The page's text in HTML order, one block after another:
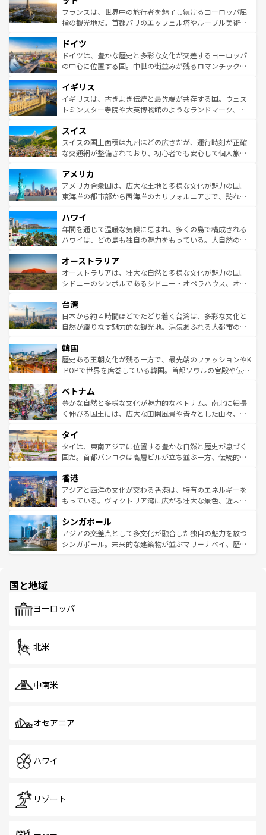
しい。
る。首都マドリードの洗練された雰囲気や、バルセロナの
アートに溢れた街角から、地方では古代ローマ遺跡や中世
せる。地方によって風土や気候が異なるスペインはその個
性で訪れる人を魅了する。 なお、新着のスペイン情報は コ
ンテンツ一覧を参照してほしい。
フランスは、世界中の旅行者を魅了し続けるヨーロッパ屈
指の観光地だ。首都パリのエッフェル塔やルーブル美術館
で、幅広い魅力が詰まっている。華麗な宮殿、歴史的な大
聖堂、美しいビーチ、そして豊かな自然が、訪れる者を心
から魅了する。また、フランスは美食の国としても知ら
いる。シャンパンの発祥地であるランス、プロヴァンスの
香り高いラベンダー畑など、多彩な楽しみ方が可能だ。さ
らに、パリ以外の地域にも魅力が溢れており、どの街角に
れる地方に足を運ぶとそれぞれで全く異なる文化を体験で
きるだろう。 なお、新着のフランス情報はコンテンツ一覧
を参照してほしい。
ドイツ
ドイツは、豊かな歴史と多彩な文化が交差するヨーロッパ
の中心に位置する国。中世の街並みが残るロマンチック街
顔を持つこの国は、どこを歩いても飽きることがない。ベ
ルリンの文化的活気、バイエルン州のアルプスの絶景、そ
してライン川沿いのワイン畑といった風景は必見。ビール
は、お酒好きな人にはぜひ体験してほしい。 なお、新着の
ドイツ情報はコンテンツ一覧を参照してほしい。
イギリス
イギリスは、古きよき伝統と最先端が共存する国。ウェス
トミンスター寺院や大英博物館のようなランドマーク、歴
リアごとに異なる魅力がある。また、優雅なアフタヌーン
ティー、ビール好きにはたまらない英国パブ、サッカー観
戦など、本場だからこそできる体験も豊富。イギリスを旅
ンツ一覧を参照してほしい。
スイス
スイスの国土面積は九州ほどの広さだが、運行時刻が正確
な交通網が整備されており、初心者でも安心して個人旅行
の建物がそのまま残る町や、スイスならではのユニークな
博物館もあり、アルプス観光だけでなく町歩きも満喫する
ことができる。国民の所得が高いため物価も高いが、旅行
ば市内交通費無料で観光を楽しむこともできる。 なお、新
着のスイス情報はコンテンツ一覧 を参照してほしい。
アメリカ
アメリカ合衆国は、広大な土地と多様な文化が魅力の国。
東海岸の都市部から西海岸のカリフォルニアまで、訪れる
のような巨大都市は、観光、ショッピング、エンターテイ
ンメントが詰まった刺激的なスポットだ。一方、アメリカ
西部には大自然が広がり、グランドキャニオンやイエロー
部のニューオーリンズでは、音楽と美食が融合した独特の
文化が魅力。旅行者はアメリカの各地域で異なる魅力を楽
しみながら、その多様性と豊かな歴史を感じることができ
ならではの贅沢な旅のスタイルだ。 なお、新着のアメリカ
情報はコンテンツ一覧を参照してほしい。
ハワイ
年間を通じて温暖な気候に恵まれ、多くの島で構成される
ハワイは、どの島も独自の魅力をもっている。大自然の神
ワイ島は見逃せない。また、定番の観光地といえばオアフ
島だが、静かな自然を求めるならマウイ島やカウアイ島が
おすすめ。エメラルドグリーンに輝く海をはじめ、豊かな
れるおもてなしの心で訪れる人々を迎えてくれるハワイの
人々、おいしいローカルフードやハワイアンミュージッ
ク、伝統的なフラダンスなど、すべてがハワイの魅力を彩
ワイを、存分に味わってほしい。 なお、新着のハワイ情報
はコンテンツ一覧を参照してほしい。
オーストラリア
オーストラリアは、壮大な自然と多様な文化が魅力の国。
シドニーのシンボルであるシドニー・オペラハウス、オー
リアリーフや大陸中央部にそびえるウルル（エアーズロッ
ク）、タスマニアの美しい原生林やケアンズの熱帯雨林な
ど、見どころがたくさん。また、カフェやワイン、オージ
いる。アクティビティも充実しており、サーフィンやダイ
ビング、ハイキングなど、アウトドア好きにはたまらな
い。オーストラリアの多彩な魅力を存分に味わいつくそ
参照してほしい。
台湾
日本から約４時間ほどでたどり着く台湾は、多彩な文化と
自然が織りなす魅力的な観光地。活気あふれる大都市の台
ン）、静ひつな山岳地帯である台湾東部など、都市の喧騒
と山間の静けさが共存しており、訪れる人に新しい発見と
驚きをもたらしてくれる。また、奥深い台湾の食文化も魅
容にもいいと評判のスイーツなど、バラエティ豊かな料理
が味わえる。 なお、新着の台湾情報は コンテンツ一覧を参
照してほしい。
韓国
歴史ある王朝文化が残る一方で、最先端のファッションやK
-POPで世界を席巻している韓国。首都ソウルの宮殿や伝統
き、地方に足を延ばせば四季折々の自然美を楽しむことが
できる。そして、キムチや焼肉、絶品のストリートフード
まで、さまざまな韓国料理が待っている。夜には、韓国な
リティに包まれながら、韓国の多彩な魅力を心ゆくまで味
わってみてほしい。 なお、新着の韓国情報はコンテンツ一
覧を参照してほしい。
ベトナム
豊かな自然と多様な文化が魅力的なベトナム。南北に細長
く伸びる国土には、広大な田園風景や青々とした山々、世
急速な発展と共に伝統が息づく。ハノイの古い町並みやホ
ーチミン市のフランス統治時代の建物も、独特の雰囲気を
醸し出している。また、バラエティの豊かさとおいしさで
とつ。フォーやバインミー、ベトナムコーヒーなどは、ぜ
ひ現地で味わいたい。どの地域を訪れてもあたたかい人々
が旅行者を迎えてくれるので、きっと忘れられない旅にな
参照してほしい。
タイ
タイは、東南アジアに位置する豊かな自然と歴史が息づく
国だ。首都バンコクは高層ビルが立ち並ぶ一方、伝統的な
の活気が交差している。北部ではチェンマイなどの山岳地
帯で自然と触れ合い、南部ではプーケットやクラビの美し
いビーチでリゾート気分を楽しむことができる。タイ料理
激する。気候は一年中温暖で、どの季節にも異なる楽しみ
が待っている。親しみやすいタイの人々、仏教を中心とし
た文化、そして多様な観光資源が、訪れる旅人を魅了し続
香港
アジアと西洋の文化が交わる香港は、特有のエネルギーを
もっている。ヴィクトリア湾に広がる壮大な景色、近未来
み、どこを訪れても感動するはず。観光スポットが密集し
ており、効率よく見どころを回れるのも魅力。息をのむよ
うな絶景から文化的な体験まで、香港を存分に楽しみ尽く
シンガポール
アジアの交差点として多文化が融合した独自の魅力を放つ
シンガポール。未来的な建築物が並ぶマリーナベイ、歴史
で、ホーカーズは地元の風情を楽しめる外せないスポット
国と地域
ヨーロッパ
北米
中南米
オセアニア
ハワイ
リゾート